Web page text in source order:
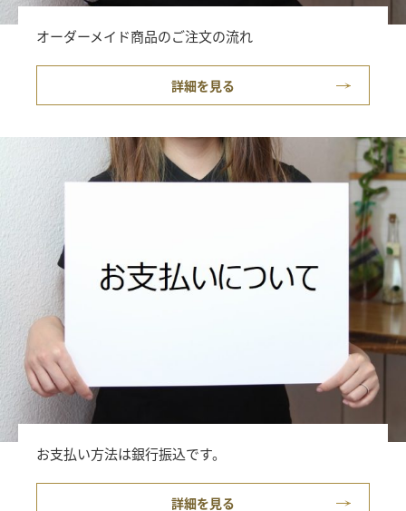
オーダーメイド商品のご注文の流れ
詳細を見る
お支払い方法は銀行振込です。
詳細を見る